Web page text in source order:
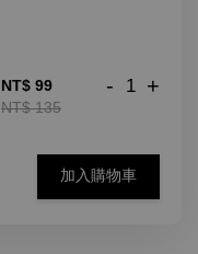
NT$ 99
NT$ 135
- +
加入購物車